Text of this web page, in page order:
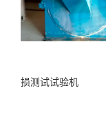
损测试试验机